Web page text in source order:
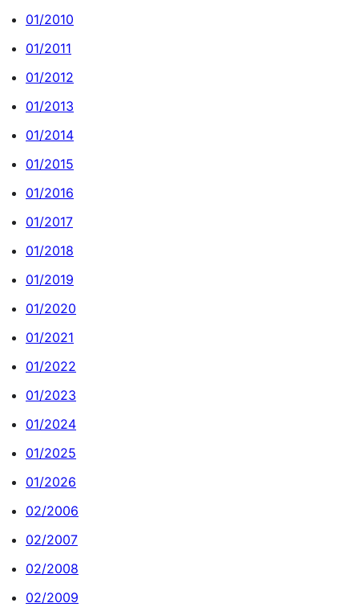
01/2010
01/2011
01/2012
01/2013
01/2014
01/2015
01/2016
01/2017
01/2018
01/2019
01/2020
01/2021
01/2022
01/2023
01/2024
01/2025
01/2026
02/2006
02/2007
02/2008
02/2009